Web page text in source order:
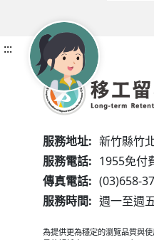
:::
服務地址: 新竹縣竹
服務電話: 1955免付
傳真電話: (03)658-
服務時間: 週一至週
為提供更為穩定的瀏覽品質與